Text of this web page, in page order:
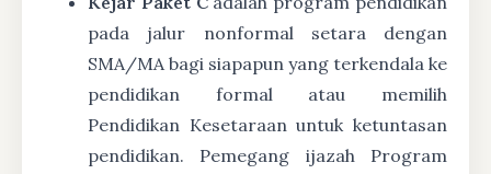
pada jalur nonformal setara dengan
SMA/MA bagi siapapun yang terkendala ke
pendidikan formal atau memilih
Pendidikan Kesetaraan untuk ketuntasan
pendidikan. Pemegang ijazah Program